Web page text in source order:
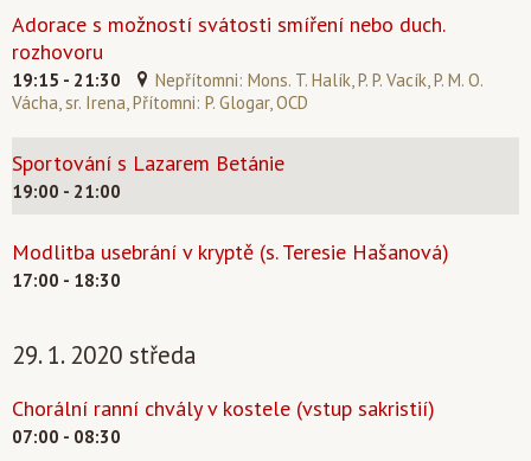
Adorace s možností svátosti smíření nebo duch.
rozhovoru
19:15 - 21:30
Nepřítomni: Mons. T. Halík, P. P. Vacík, P. M. O.
Vácha, sr. Irena, Přítomni: P. Glogar, OCD
Sportování s Lazarem Betánie
19:00 - 21:00
Modlitba usebrání v kryptě (s. Teresie Hašanová)
17:00 - 18:30
29. 1. 2020 středa
Chorální ranní chvály v kostele (vstup sakristií)
07:00 - 08:30